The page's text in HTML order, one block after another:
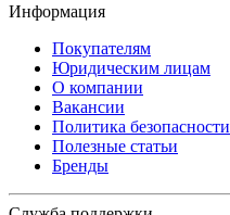
Информация
Покупателям
Юридическим лицам
О компании
Вакансии
Политика безопасности
Полезные статьи
Бренды